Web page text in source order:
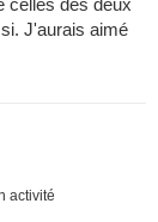
J'aurais aimé
activité